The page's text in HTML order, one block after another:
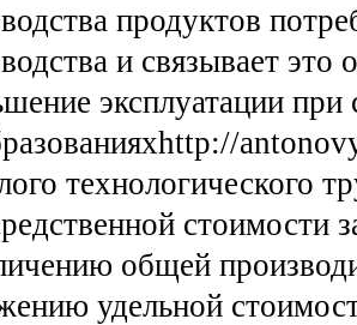
продуктов
и связывает
эксплуатации при
технологического
стоимости
общей
удельной